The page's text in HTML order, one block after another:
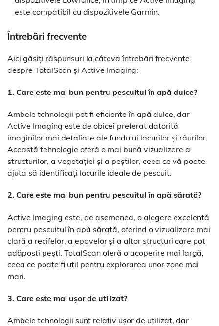
este compatibil cu dispozitivele Garmin.
Întrebări frecvente
Aici găsiți răspunsuri la câteva întrebări frecvente
despre TotalScan și Active Imaging:
1. Care este mai bun pentru pescuitul în apă dulce?
Ambele tehnologii pot fi eficiente în apă dulce, dar
Active Imaging este de obicei preferat datorită
imaginilor mai detaliate ale fundului lacurilor și râurilor.
Această tehnologie oferă o mai bună vizualizare a
structurilor, a vegetației și a peștilor, ceea ce vă poate
ajuta să identificați locurile ideale de pescuit.
2. Care este mai bun pentru pescuitul în apă sărată?
Active Imaging este, de asemenea, o alegere excelentă
pentru pescuitul în apă sărată, oferind o vizualizare mai
clară a recifelor, a epavelor și a altor structuri care pot
adăposti pești. TotalScan oferă o acoperire mai largă,
ceea ce poate fi util pentru explorarea unor zone mai
mari.
3. Care este mai ușor de utilizat?
Ambele tehnologii sunt relativ ușor de utilizat, dar